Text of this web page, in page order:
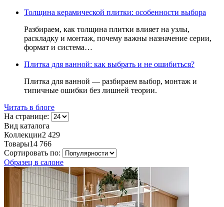
Толщина керамической плитки: особенности выбора
Разбираем, как толщина плитки влияет на узлы,
раскладку и монтаж, почему важны назначение серии,
формат и система…
Плитка для ванной: как выбрать и не ошибиться?
Плитка для ванной — разбираем выбор, монтаж и
типичные ошибки без лишней теории.
Читать в блоге
На странице:
Вид каталога
Коллекции2 429
Товары14 766
Сортировать по:
Образец в салоне